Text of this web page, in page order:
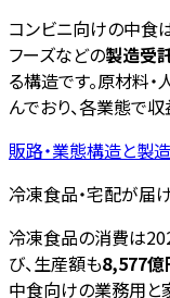
コンビニ向けの中食
フーズなどの製造受
る構造です。原材料
んでおり、各業態で
販路・業態構造と製
冷凍食品・宅配が届
冷凍食品の消費は
び、生産額も8,577億
中食向けの業務用と